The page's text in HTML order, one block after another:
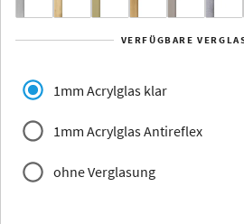
Yukon
Jersey Dauphine
VERFÜGBARE
1mm Acrylglas klar
1mm Acrylglas Antireflex
ohne Verglasung